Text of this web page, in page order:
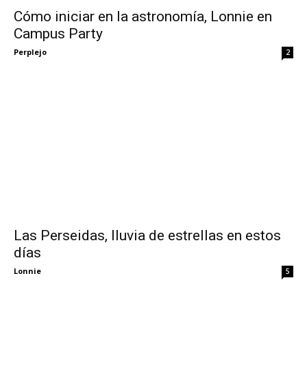
Cómo iniciar en la astronomía, Lonnie en
Campus Party
Perplejo 2
Las Perseidas, lluvia de estrellas en estos
días
Lonnie 5